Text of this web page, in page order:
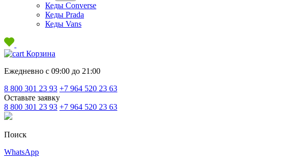
Кеды Converse
Кеды Prada
Кеды Vans
Корзина
Ежедневно с 09:00 до 21:00
8 800 301 23 93 +7 964 520 23 63
Оставьте заявку
8 800 301 23 93 +7 964 520 23 63
Поиск
WhatsApp